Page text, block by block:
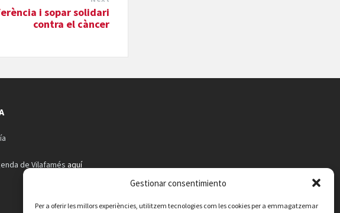
Gestionar consentimiento
Per a oferir les millors experiències, utilitzem tecnologies com les cookies per a emmagatzemar
i sopar solidari
contra el càncer
de Vilafamés aquí